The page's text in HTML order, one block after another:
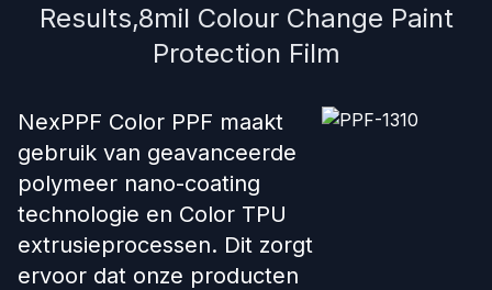
Results,8mil Colour Change Paint
Protection Film
NexPPF Color PPF maakt
gebruik van geavanceerde
polymeer nano-coating
technologie en Color TPU
extrusieprocessen. Dit zorgt
ervoor dat onze producten